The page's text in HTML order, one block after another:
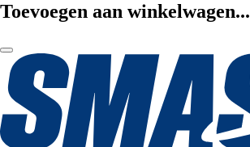
Toevoegen aan winkelwagen...